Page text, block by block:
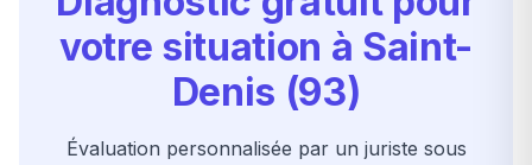
votre situation à Saint-
Denis (93)
Évaluation personnalisée par un juriste sous